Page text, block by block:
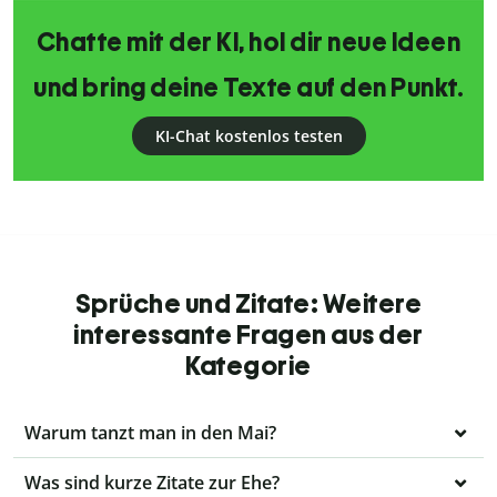
Chatte mit der KI, hol dir neue Ideen
und bring deine Texte auf den Punkt.
KI-Chat kostenlos testen
Sprüche und Zitate: Weitere
interessante Fragen aus der
Kategorie
Warum tanzt man in den Mai?
Was sind kurze Zitate zur Ehe?